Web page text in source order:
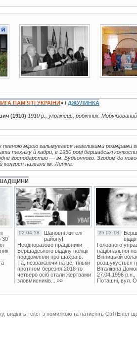
3 фото
ПАМ’ЯТІ УКРАЇНИ» / ДЖУЛИНКА
(1910) 1910 р., українець, робітник.
мірою гальмувався невеликими розмірами
техніку й кадри, в 1950 році бершадські
господарство — ім. Будьонного. Згодом до
колгосп назвали ім. Леніна.
30
02.04.18
Шановні жителі
району!
Неодноразово працівники
Бершадського відділу поліції
повідомляли про шахраїв.
Та, незважаючи на це, тільки
протягом березня 2018-го
четверо осіб стали жертвами
зловмисників....»»
25.03.18
Головного
національної
Вінницькій
розшукується
Віталіївна
27.04.1996 р.н.,
Поташні, вул.
виділіть текст з помилкою та натисніть Ctrl+Enter